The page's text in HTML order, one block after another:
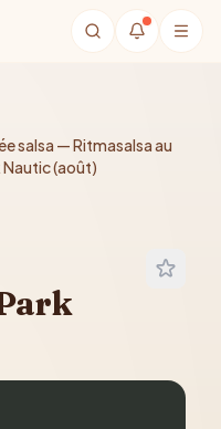
salsa — Ritmasalsa au
Nautic (août)